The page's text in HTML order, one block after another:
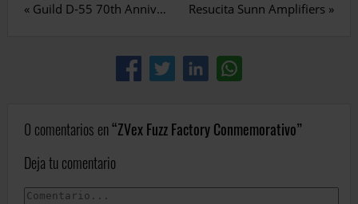
« Guild D-55 70th Anniversary Resucita Sunn Amplifiers »
0 comentarios en ZVex Fuzz Factory Conmemorativo
Deja tu comentario